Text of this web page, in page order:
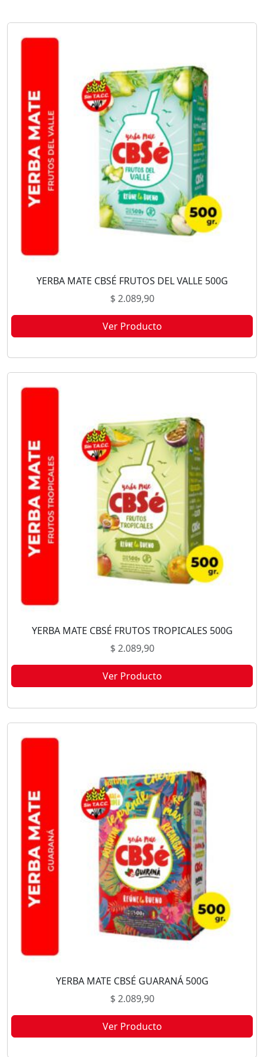
YERBA MATE CBSÉ FRUTOS DEL VALLE 500G
$2.089,90
Ver Producto
YERBA MATE CBSÉ FRUTOS TROPICALES 500G
$2.089,90
Ver Producto
YERBA MATE CBSÉ GUARANÁ 500G
$2.089,90
Ver Producto